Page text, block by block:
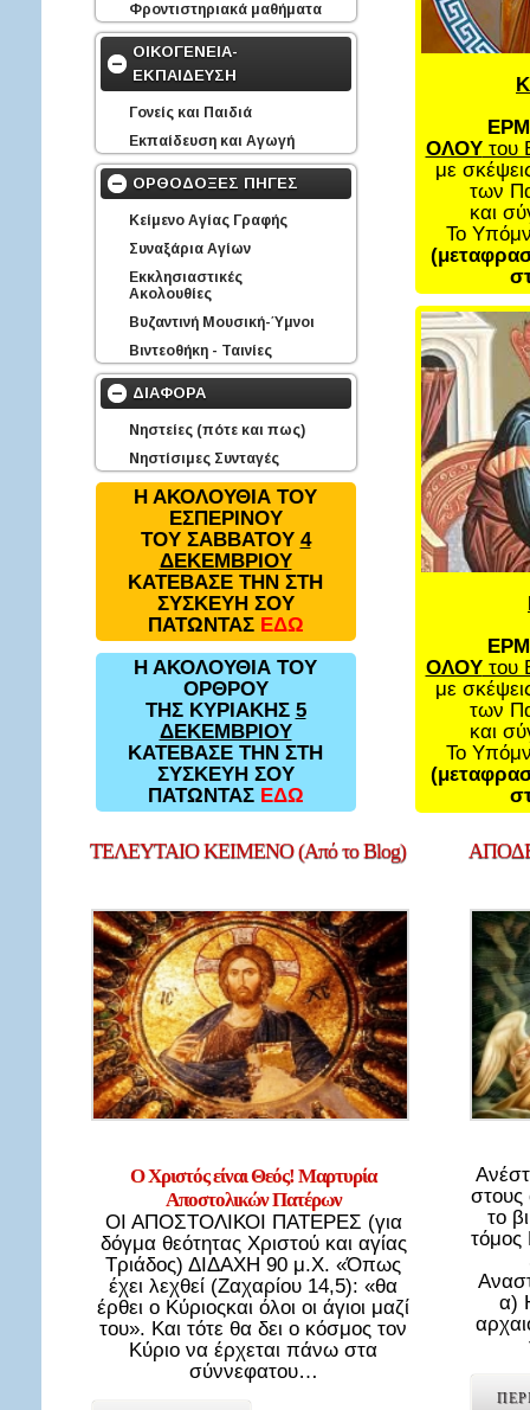
Φροντιστηριακά μαθήματα
ΟΙΚΟΓΕΝΕΙΑ-
ΕΚΠΑΙΔΕΥΣΗ
Γονείς και Παιδιά
Εκπαίδευση και Αγωγή
ΟΡΘΟΔΟΞΕΣ ΠΗΓΕΣ
Κείμενο Αγίας Γραφής
Συναξάρια Αγίων
Εκκλησιαστικές
Ακολουθίες
Βυζαντινή Μουσική-Ύμνοι
Βιντεοθήκη - Ταινίες
ΔΙΑΦΟΡΑ
Νηστείες (πότε και πως)
Νηστίσιμες Συνταγές
Η ΑΚΟΛΟΥΘΙΑ ΤΟΥ
ΕΣΠΕΡΙΝΟΥ
ΤΟΥ ΣΑΒΒΑΤΟΥ 4
ΔΕΚΕΜΒΡΙΟΥ
ΚΑΤΕΒΑΣΕ ΤΗΝ ΣΤΗ
ΣΥΣΚΕΥΗ ΣΟΥ
ΠΑΤΩΝΤΑΣ ΕΔΩ
Η ΑΚΟΛΟΥΘΙΑ ΤΟΥ
ΟΡΘΡΟΥ
ΤΗΣ ΚΥΡΙΑΚΗΣ 5
ΔΕΚΕΜΒΡΙΟΥ
ΚΑΤΕΒΑΣΕ ΤΗΝ ΣΤΗ
ΣΥΣΚΕΥΗ ΣΟΥ
ΠΑΤΩΝΤΑΣ ΕΔΩ
ΟΛΟΥτου
με
των
και
Το
ΟΛΟΥτου
με
των
και
Το
ΤΕΛΕΥΤΑΙΟΚΕΙΜΕΝΟ (Από το Blog)
Ο Χριστός είναι Θεός! Μαρτυρία
Αποστολικών Πατέρων
ΟΙ ΑΠΟΣΤΟΛΙΚΟΙ ΠΑΤΕΡΕΣ (για
δόγμα θεότητας Χριστού και αγίας
Τριάδος) ΔΙΔΑΧΗ 90 μ.Χ. «Όπως
έχει λεχθεί (Ζαχαρίου 14,5): «θα
έρθει ο Κύριοςκαι όλοι οι άγιοι μαζί
του». Και τότε θα δει ο κόσμος τον
Κύριο να έρχεται πάνω στα
σύννεφατου…
στους
το
α)